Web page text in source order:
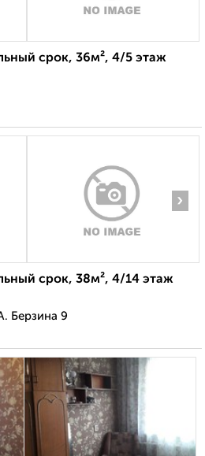
срок, 36м², 4/5 этаж
›
срок, 38м², 4/14 этаж
Берзина 9